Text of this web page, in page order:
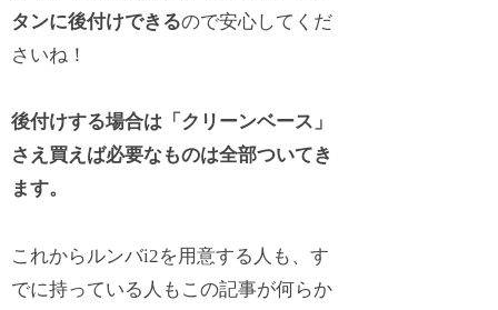
タンに後付けできるので安心してくだ
さいね！
後付けする場合は「クリーンベース」
さえ買えば必要なものは全部ついてき
ます。
これからルンバi2を用意する人も、す
でに持っている人もこの記事が何らか